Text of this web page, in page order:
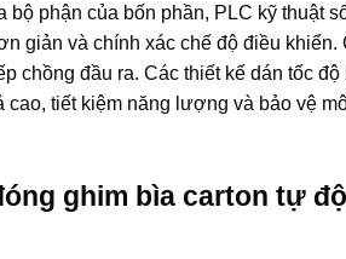
bộ phận của bốn phần, PLC kỹ thuật
giản và chính xác chế độ điều
chồng đầu ra. Các thiết kế dán tốc
cao, tiết kiệm năng lượng và bảo vệ
ghim bìa carton tự